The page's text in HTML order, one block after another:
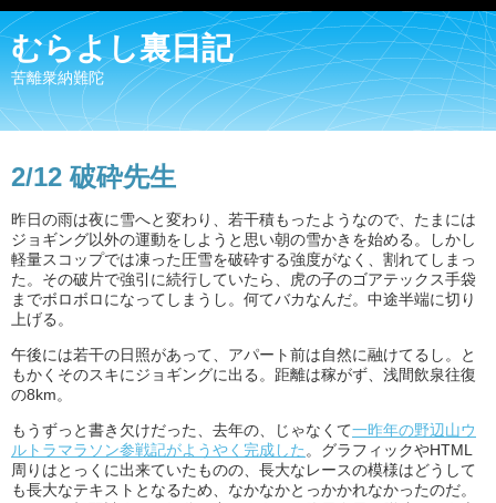
むらよし裏日記
苦離衆納難陀
2/12 破砕先生
昨日の雨は夜に雪へと変わり、若干積もったようなので、たまには
ジョギング以外の運動をしようと思い朝の雪かきを始める。しかし
軽量スコップでは凍った圧雪を破砕する強度がなく、割れてしまっ
た。その破片で強引に続行していたら、虎の子のゴアテックス手袋
までボロボロになってしまうし。何てバカなんだ。中途半端に切り
上げる。
午後には若干の日照があって、アパート前は自然に融けてるし。と
もかくそのスキにジョギングに出る。距離は稼がず、浅間飲泉往復
の8km。
もうずっと書き欠けだった、去年の、じゃなくて一昨年の野辺山ウ
ルトラマラソン参戦記がようやく完成した 。グラフィックやHTML
周りはとっくに出来ていたものの、長大なレースの模様はどうして
も長大なテキストとなるため、なかなかとっかかれなかったのだ。